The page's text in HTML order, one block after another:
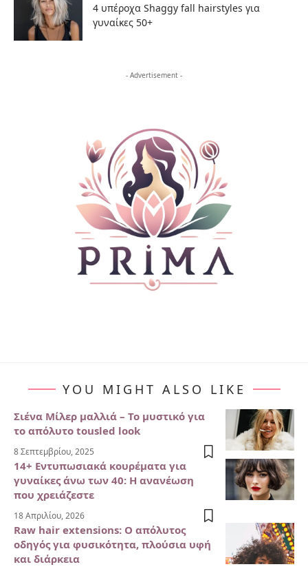
4 υπέροχα Shaggy fall hairstyles για
γυναίκες 50+
- Advertisement -
YOU MIGHT ALSO LIKE
Σιένα Μίλερ μαλλιά – Το μυστικό για
το απόλυτο tousled look
8 Σεπτεμβρίου, 2025
14+ Εντυπωσιακά κουρέματα για
γυναίκες άνω των 40: Η ανανέωση
που χρειάζεστε
18 Απριλίου, 2026
Raw hair extensions: Ο απόλυτος
οδηγός για φυσικότητα, πλούσια υφή
και διάρκεια